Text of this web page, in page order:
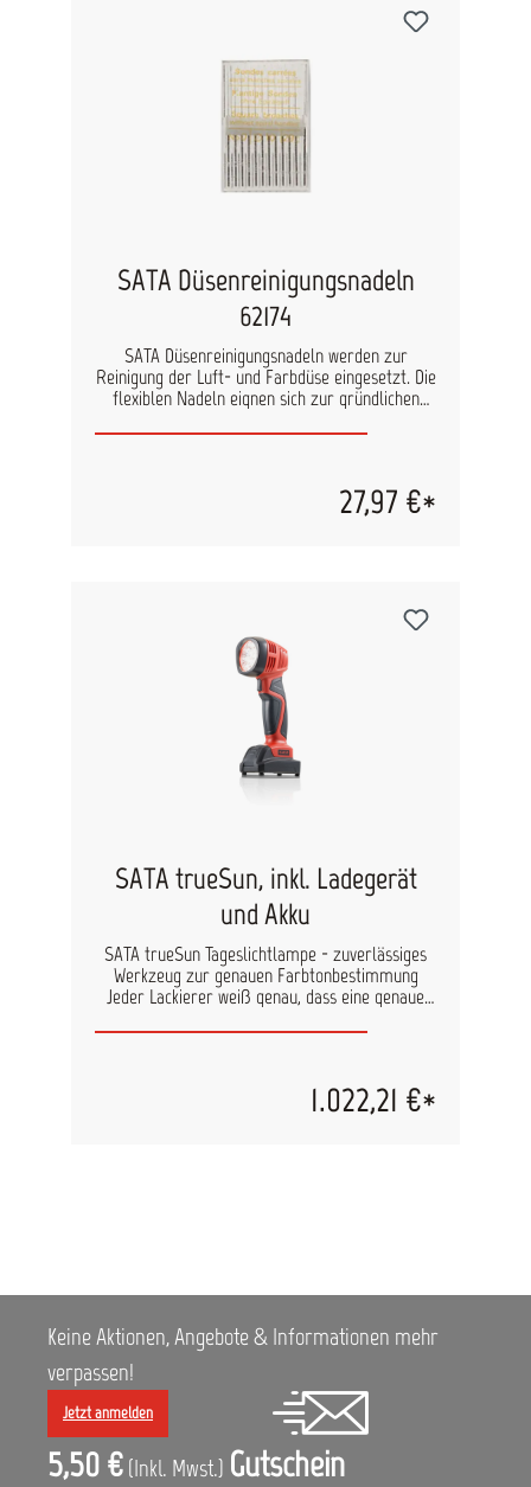
SATA Düsenreinigungsnadeln
62174
SATA Düsenreinigungsnadeln werden zur
Reinigung der Luft- und Farbdüse eingesetzt. Die
flexiblen Nadeln eignen sich zur gründlichen
zu beschädigen und damit das Spritzbild
27,97 €*
SATA trueSun, inkl. Ladegerät
und Akku
SATA trueSun Tageslichtlampe - zuverlässiges
Werkzeug zur genauen Farbtonbestimmung
Jeder Lackierer weiß genau, dass eine genaue
von Metallic- oder sonstigen Sondereffekten
den Oberflächen eine entscheidende Rolle bei
der SATA-Tageslicht LED-Leuchte gewährleistet
Ladezustand des Lithium-Ionen Akkus, der über
eine Ladestandsanzeige angezeigt wird, bleibt
Tageslichtlampe SATAtrueSun konstant. Vorteile:
Bestmögliche tageslichtnahe Farbtonwiedergabe
Gleichmäßige Lichtverteilung auf der gesamten
beleuchteten Fläche ca. 70 Minuten
1.022,21 €*
Keine Aktionen, Angebote & Informationen mehr
verpassen!
Jetzt anmelden
5,50 € (Inkl. Mwst.) Gutschein